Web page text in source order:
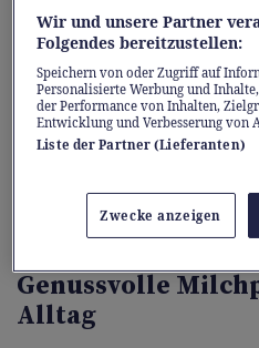
Kalziumaufnahme
B-Vitamine und Jod,
ankurbeln und eine
Schilddrüse spielen.
Milchprodukten
Muskelaufbau und
Genussvolle
Alltag
Wir und unsere Partner
Folgendes bereitzustellen:
Speichern von oder Zugriff auf
Personalisierte Werbung und
der Performance von Inhalten,
Entwicklung und Verbesserung von
Liste der Partner (Lieferanten)
Zwecke anzeigen